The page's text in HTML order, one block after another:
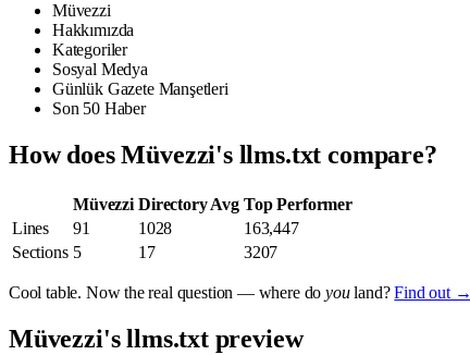
Müvezzi
Hakkımızda
Kategoriler
Sosyal Medya
Günlük Gazete Manşetleri
Son 50 Haber
How does Müvezzi's llms.txt compare?
Müvezzi Directory Avg Top Performer
Lines
91 1028
163,447
Sections 5 17 3207
Cool table. Now the real question — where doyouland?Find out →
Müvezzi's llms.txt preview